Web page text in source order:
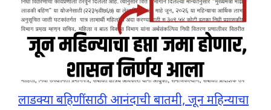
लाडक्या बहिणींसाठी आनंदाची बातमी, जून महिन्याचा